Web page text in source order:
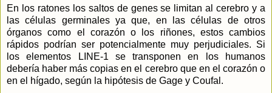
En los ratones los saltos de genes se limitan al cerebro y a
las células germinales ya que, en las células de otros
órganos como el corazón o los riñones, estos cambios
rápidos podrían ser potencialmente muy perjudiciales. Si
los elementos LINE-1 se transponen en los humanos
debería haber más copias en el cerebro que en el corazón o
en el hígado, según la hipótesis de Gage y Coufal.